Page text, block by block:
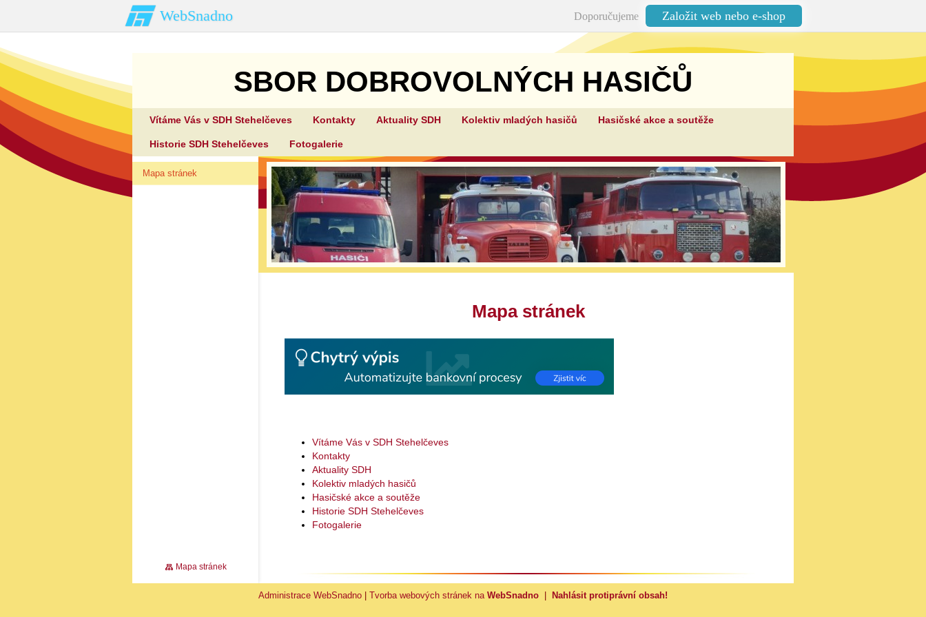
WebSnadno Doporučujeme Založit web nebo e-shop
SBOR DOBROVOLNÝCH HASIČŮ
Vítáme Vás v SDH Stehelčeves Kontakty Aktuality SDH Kolektiv mladých hasičů Hasičské akce a soutěže
Historie SDH Stehelčeves Fotogalerie
Mapa stránek
Mapa stránek
Vítáme Vás v SDH Stehelčeves
Kontakty
Aktuality SDH
Kolektiv mladých hasičů
Hasičské akce a soutěže
Historie SDH Stehelčeves
Fotogalerie
Mapa stránek
Administrace WebSnadno Tvorba webových stránek na WebSnadno Nahlásit protiprávní obsah!